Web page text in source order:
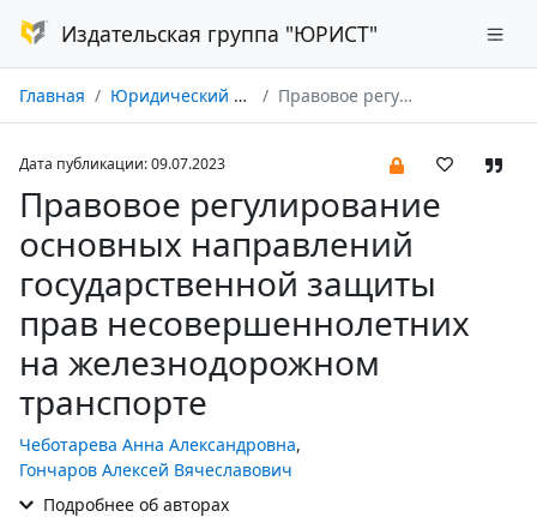
Издательская группа "ЮРИСТ"
Главная Юридический мир № 07/2023 Правовое регулирование основных направлений государственной защиты прав несовершеннолетних на железнодорожном транспорте
Дата публикации: 09.07.2023
Правовое регулирование
основных направлений
государственной защиты
прав несовершеннолетних
на железнодорожном
транспорте
Чеботарева Анна Александровна,
Гончаров Алексей Вячеславович
Подробнее об авторах